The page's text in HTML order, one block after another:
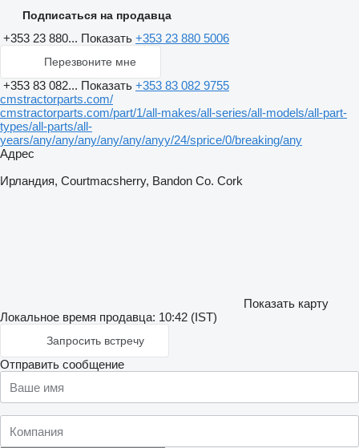
Подписаться на продавца
+353 23 880... Показать +353 23 880 5006
Перезвоните мне
+353 83 082... Показать +353 83 082 9755
cmstractorparts.com/
cmstractorparts.com/part/1/all-makes/all-series/all-models/all-part-
types/all-parts/all-
years/any/any/any/any/any/anyy/24/sprice/0/breaking/any
Адрес
Ирландия, Courtmacsherry, Bandon Co. Cork
Показать карту
Локальное время продавца: 10:42 (IST)
Запросить встречу
Отправить сообщение